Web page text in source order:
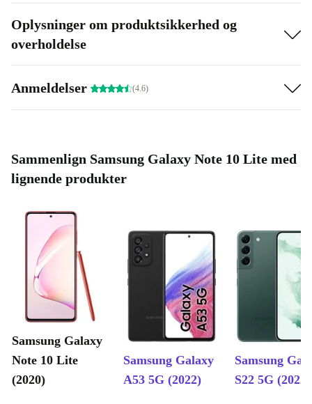
Oplysninger om produktsikkerhed og
overholdelse
Anmeldelser (4.6)
Sammenlign Samsung Galaxy Note 10 Lite med
lignende produkter
Samsung Galaxy
Note 10 Lite
(2020)
Samsung Galaxy
A53 5G (2022)
Samsung
S22 5G (2022)